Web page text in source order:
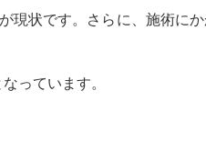
現状です。さらに、施術に
っています。